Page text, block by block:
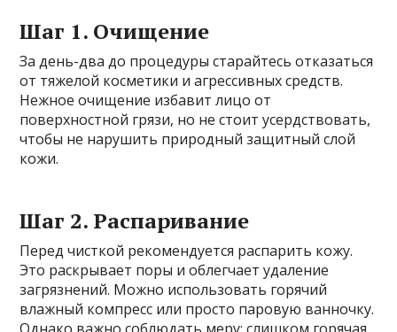
Шаг 1. Очищение
За день-два до процедуры старайтесь отказаться
от тяжелой косметики и агрессивных средств.
Нежное очищение избавит лицо от
поверхностной грязи, но не стоит усердствовать,
чтобы не нарушить природный защитный слой
кожи.
Шаг 2. Распаривание
Перед чисткой рекомендуется распарить кожу.
Это раскрывает поры и облегчает удаление
загрязнений. Можно использовать горячий
влажный компресс или просто паровую ванночку.